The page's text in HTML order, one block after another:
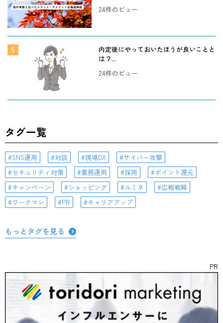
24件のビュー
内定後にやっておいたほうが良いことと
は？...
24件のビュー
タグ一覧
SNS運用 対談 現場DX
サイバー攻撃
セキュリティ対策
業務運用 採用
ポイント還元
キャンペーン
ショッピング ルミネ
広報戦略
ワークマン
PR キャリアアップ
もっとタグを見る
PR